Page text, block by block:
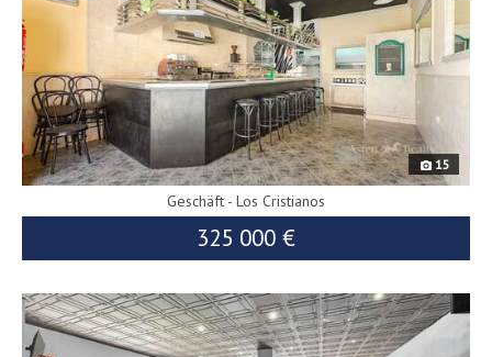
15
Geschäft - Los Cristianos
325 000 €